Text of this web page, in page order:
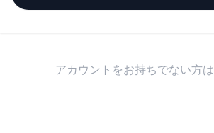
アカウントをお持ちでない方は